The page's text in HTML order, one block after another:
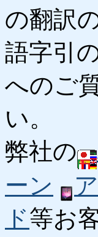
の翻訳
語字引
へのご
い。
弊社の
ーン
ド等お